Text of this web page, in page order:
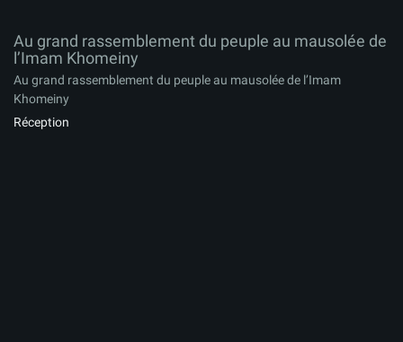
Au grand rassemblement du peuple au mausolée de
l’Imam Khomeiny
Au grand rassemblement du peuple au mausolée de l’Imam
Khomeiny
Réception